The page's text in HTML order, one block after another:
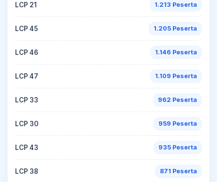
LCP 21 1.213 Peserta
LCP 45 1.205 Peserta
LCP 46 1.146 Peserta
LCP 47 1.109 Peserta
LCP 33 962 Peserta
LCP 30 959 Peserta
LCP 43 935 Peserta
LCP 38 871 Peserta